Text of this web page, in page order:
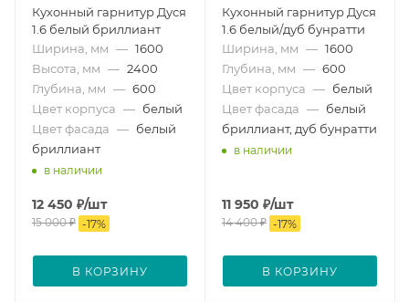
Кухонный гарнитур Дуся
1.6 белый бриллиант
Ширина, мм — 1600
Высота, мм — 2400
Глубина, мм — 600
Цвет корпуса — белый
Цвет фасада — белый
бриллиант
в наличии
12 450 ₽/шт
15 000₽ -17%
В КОРЗИНУ
Кухонный гарнитур Дуся
1.6 белый/дуб бунратти
Ширина, мм — 1600
Глубина, мм — 600
Цвет корпуса — белый
Цвет фасада — белый
бриллиант, дуб бунратти
в наличии
11 950 ₽/шт
14 400₽ -17%
В КОРЗИНУ